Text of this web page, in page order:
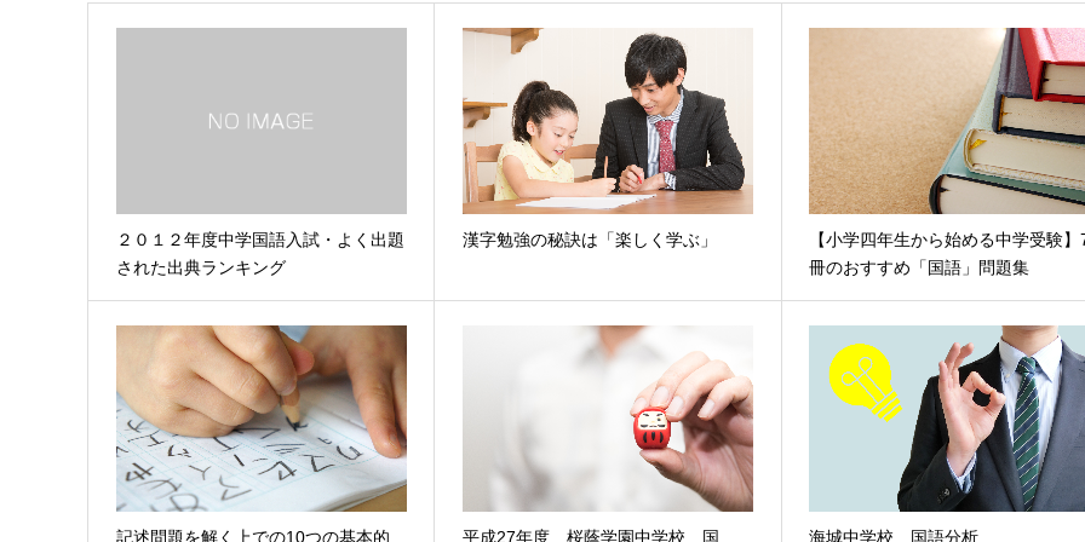
２０１２年度中学国語入試・よく出題
された出典ランキング
漢字勉強の秘訣は「楽しく学ぶ」
【小学四年生から始める中学受験】
冊のおすすめ「国語」問題集
記述問題を解く上での10つの基本的 平成27年度 桜蔭学園中学校 国 海城中学校 国語分析